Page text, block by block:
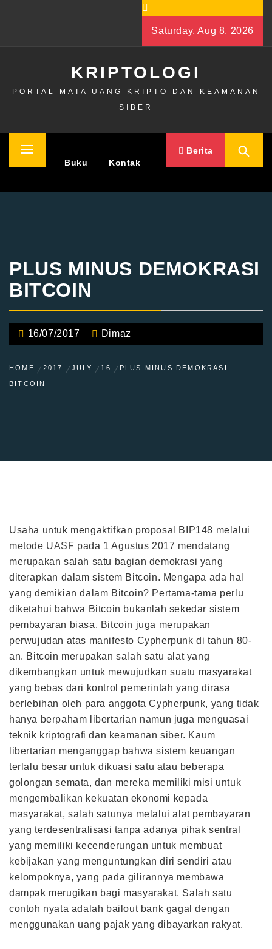
Saturday, Aug 8, 2026
KRIPTOLOGI
PORTAL MATA UANG KRIPTO DAN KEAMANAN
SIBER
Primary
Buku Kontak
Berita
PLUS MINUS DEMOKRASI
BITCOIN
16/07/2017 Dimaz
HOME 2017 JULY 16 PLUS MINUS DEMOKRASI
BITCOIN
Usaha untuk mengaktifkan proposal BIP148 melalui
metode UASF pada 1 Agustus 2017 mendatang
merupakan salah satu bagian demokrasi yang
diterapkan dalam sistem Bitcoin. Mengapa ada hal
yang demikian dalam Bitcoin? Pertama-tama perlu
diketahui bahwa Bitcoin bukanlah sekedar sistem
pembayaran biasa. Bitcoin juga merupakan
perwujudan atas manifesto Cypherpunk di tahun 80-
an. Bitcoin merupakan salah satu alat yang
dikembangkan untuk mewujudkan suatu masyarakat
yang bebas dari kontrol pemerintah yang dirasa
berlebihan oleh para anggota Cypherpunk, yang tidak
hanya berpaham libertarian namun juga menguasai
teknik kriptografi dan keamanan siber. Kaum
libertarian menganggap bahwa sistem keuangan
terlalu besar untuk dikuasi satu atau beberapa
golongan semata, dan mereka memiliki misi untuk
mengembalikan kekuatan ekonomi kepada
masyarakat, salah satunya melalui alat pembayaran
yang terdesentralisasi tanpa adanya pihak sentral
yang memiliki kecenderungan untuk membuat
kebijakan yang menguntungkan diri sendiri atau
kelompoknya, yang pada gilirannya membawa
dampak merugikan bagi masyarakat. Salah satu
contoh nyata adalah bailout bank gagal dengan
menggunakan uang pajak yang dibayarkan rakyat.